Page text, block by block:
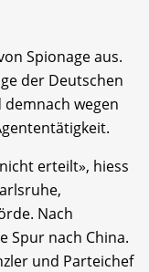
Spionage aus.
der Deutschen
wegen
erteilt», hiess
Nach
Spur nach China.
und Parteichef